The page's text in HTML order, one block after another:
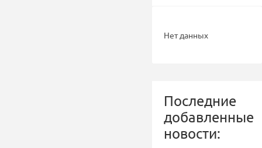
Нет данных
Последние
добавленные
новости: